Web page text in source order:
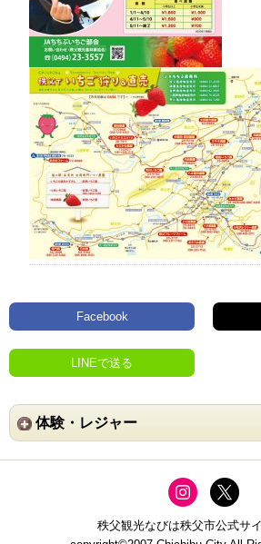
Facebook
LINEで送る
体験・レジャー
秩父観光なびは秩父市公式サイ